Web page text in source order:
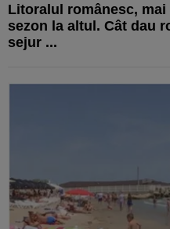
Litoralul românesc,
sezon la altul. Cât dau
sejur ...